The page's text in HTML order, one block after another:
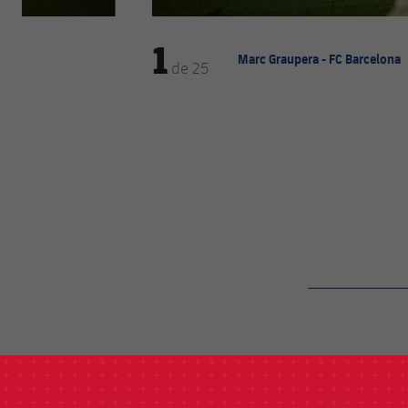
1de 25 Marc Graupera - FC Barcelona